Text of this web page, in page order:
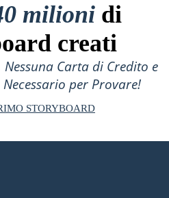
milioni di
creati
Carta di Credito e
Necessario per Provare!
STORYBOARD